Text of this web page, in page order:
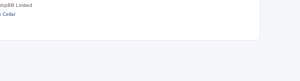
Limited
Cellar